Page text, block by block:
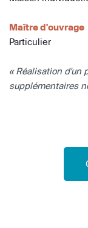
Maître d'ouvrage
Particulier
« Réalisation d'un
supplémentaires